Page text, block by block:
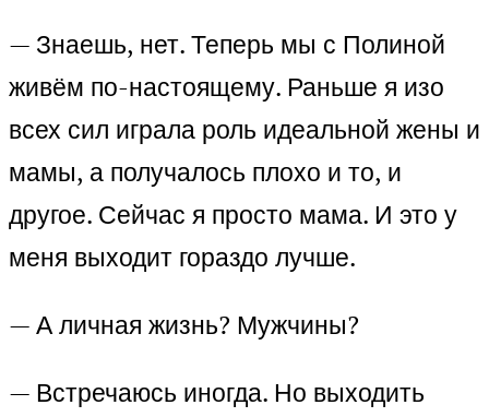
— Знаешь, нет. Теперь мы с Полиной
живём по-настоящему. Раньше я изо
всех сил играла роль идеальной жены и
мамы, а получалось плохо и то, и
другое. Сейчас я просто мама. И это у
меня выходит гораздо лучше.
— А личная жизнь? Мужчины?
— Встречаюсь иногда. Но выходить